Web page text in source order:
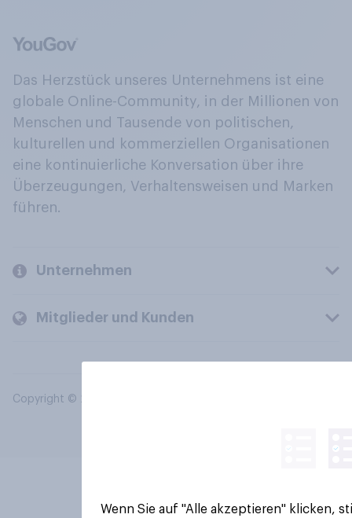
Das Herzstück unseres Unternehmens ist eine
globale Online-Community, in der Millionen von
Menschen und Tausende von politischen,
kulturellen und kommerziellen Organisationen
eine kontinuierliche Konversation über ihre
Überzeugungen, Verhaltensweisen und Marken
führen.
Unternehmen
Mitglieder und Kunden
Copyright © 2026 YouGov PLC. Alle Rechte vorbehalten.
Wenn Sie auf "Alle akzeptieren" klicken,